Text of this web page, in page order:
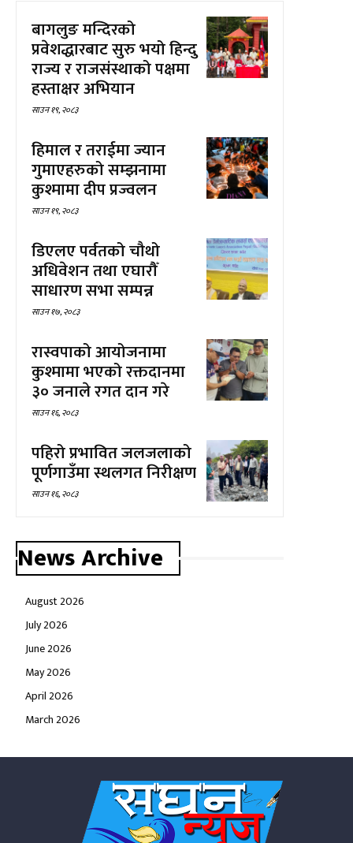
बागलुङ मन्दिरको
प्रवेशद्धारबाट सुरु भयो हिन्दु
राज्य र राजसंस्थाको पक्षमा
हस्ताक्षर अभियान
साउन १९, २०८३
हिमाल र तराईमा ज्यान
गुमाएहरुको सम्झनामा
कुश्मामा दीप प्रज्वलन
साउन १९, २०८३
डिएलए पर्वतको चौथो
अधिवेशन तथा एघारौँ
साधारण सभा सम्पन्न
साउन १७, २०८३
रास्वपाको आयोजनामा
कुश्मामा भएको रक्तदानमा
३० जनाले रगत दान गरे
साउन १६, २०८३
पहिरो प्रभावित जलजलाको
पूर्णगाउँमा स्थलगत निरीक्षण
साउन १६, २०८३
News Archive
August 2026
July 2026
June 2026
May 2026
April 2026
March 2026